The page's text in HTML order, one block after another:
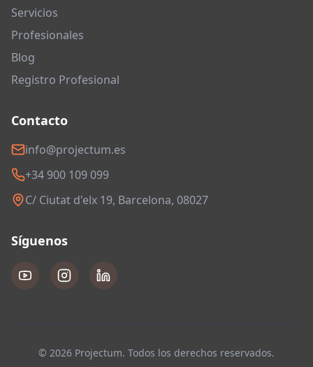
Servicios
Profesionales
Blog
Registro Profesional
Contacto
info@projectum.es
+34 900 109 099
C/ Ciutat d'elx 19, Barcelona, 08027
Síguenos
© 2026 Projectum. Todos los derechos reservados.